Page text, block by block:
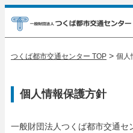
つくば都市交通センター TOP > 個人
個人情報保護方針
一般財団法人つくば都市交通セ